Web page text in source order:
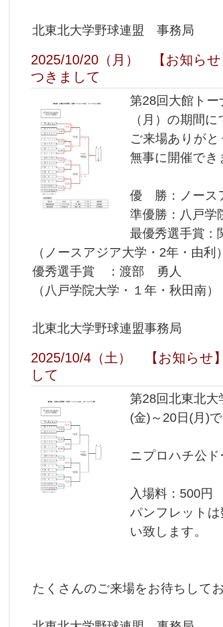
北東北大学野球連盟 事務局
2025/10/20（月） 【お知ら
つきまして
第28回大館ト
（月）の期間
ご来場ありが
無事に開催で
優 勝：ノース
準優勝：八戸学
最優秀選手賞
（ノースアジア大学・2年・由利
優秀選手賞 ：渡部 勇人
（八戸学院大学・１年・秋田南）
北東北大学野球連盟事務局
2025/10/4（土） 【お知らせ
して
第28回北東北
(金)～20日(月)
ニプロハチ公
入場料：500円
パンフレット
い致します。
たくさんのご来場をお待ちして